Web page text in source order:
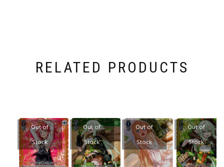
RELATED PRODUCTS
Out of
Stock
Out of
Stock
Out of
Stock
Out of
Stock